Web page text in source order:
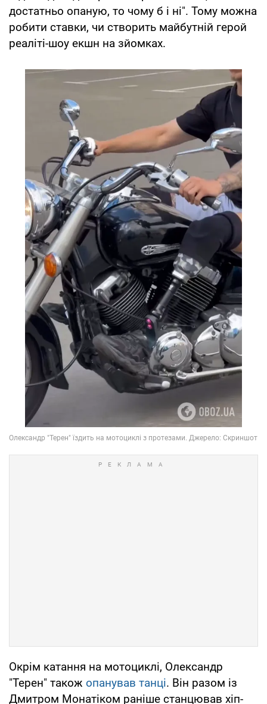
достатньо опаную, то чому б і ні". Тому можна
робити ставки, чи створить майбутній герой
реаліті-шоу екшн на зйомках.
Окрім катання на мотоциклі, Олександр
"Терен" також опанував танці. Він разом із
Дмитром Монатіком раніше станцював хіп-